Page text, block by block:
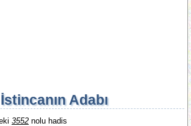
İstincanın Adabı
3552 nolu hadis